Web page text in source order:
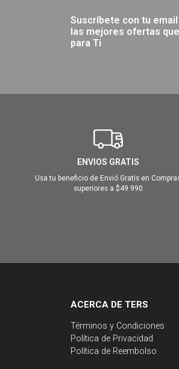
Suscríbete con tu
las mejores ofertas
para Ti
ENVIOS GRATIS
Usa tu beneficio de Envió Gratis en
superiores a $49.990
ACERCA DE TERS
Términos y Condiciones
Política de Privacidad
Política de Reembolso